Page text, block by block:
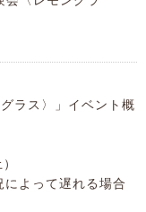
ラス〉」イベント概
よって遅れる場合